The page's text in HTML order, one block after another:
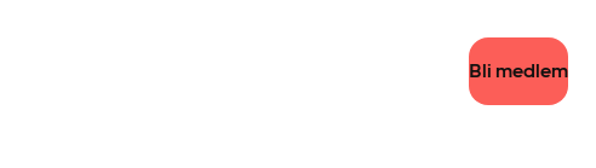
Bli medlem